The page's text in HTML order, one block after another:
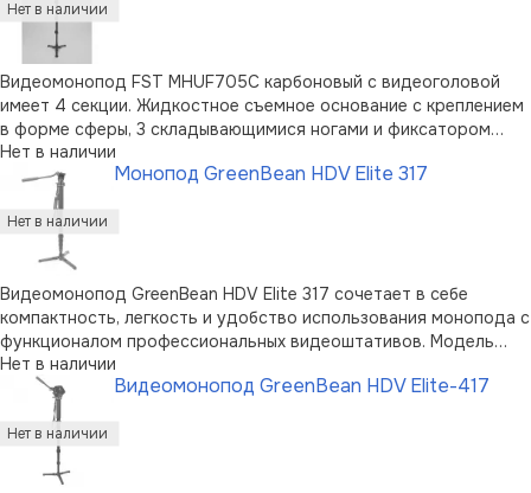
Видеомонопод FST MHUF705C карбоновый с видеоголовой
имеет 4 секции. Жидкостное съемное основание с креплением
в форме сферы, 3 складывающимися ногами и фиксатором
обеспечивает плавность видеосъемки. Улучшенная система
клипс-зажимов прочно закрепляет секции по всей длине,
предоставляя возможность …
Нет в наличии
Монопод GreenBean HDV Elite 317
Видеомонопод GreenBean HDV Elite 317 сочетает в себе
компактность, легкость и удобство использования монопода с
функционалом профессиональных видеоштативов. Модель
предназначена для съемочного оборудования весом до 3 кг,
подсоединяемого через резьбовое крепление типа 1/4" и 3/8”.
Четыре секции мо …
Нет в наличии
Видеомонопод GreenBean HDV Elite-417